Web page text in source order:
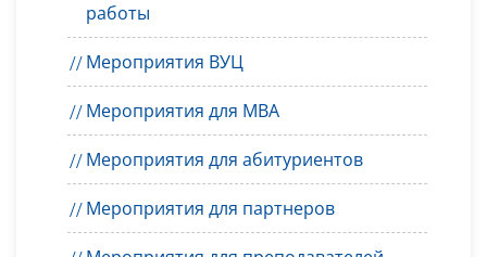
работы
Мероприятия ВУЦ
Мероприятия для MBA
Мероприятия для абитуриентов
Мероприятия для партнеров